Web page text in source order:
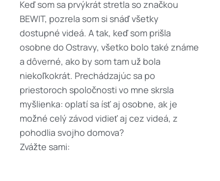
Keď som sa prvýkrát stretla so značkou
BEWIT, pozrela som si snáď všetky
dostupné videá. A tak, keď som prišla
osobne do Ostravy, všetko bolo také známe
a dôverné, ako by som tam už bola
niekoľkokrát. Prechádzajúc sa po
priestoroch spoločnosti vo mne skrsla
myšlienka: oplatí sa ísť aj osobne, ak je
možné celý závod vidieť aj cez videá, z
pohodlia svojho domova?
Zvážte sami: